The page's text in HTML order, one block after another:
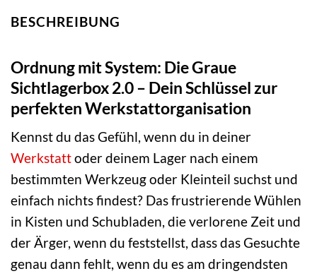
BESCHREIBUNG
Ordnung mit System: Die Graue
Sichtlagerbox 2.0 – Dein Schlüssel zur
perfekten Werkstattorganisation
Kennst du das Gefühl, wenn du in deiner
Werkstattoder deinem Lager nach einem
bestimmten Werkzeug oder Kleinteil suchst und
einfach nichts findest? Das frustrierende Wühlen
in Kisten und Schubladen, die verlorene Zeit und
der Ärger, wenn du feststellst, dass das Gesuchte
genau dann fehlt, wenn du es am dringendsten